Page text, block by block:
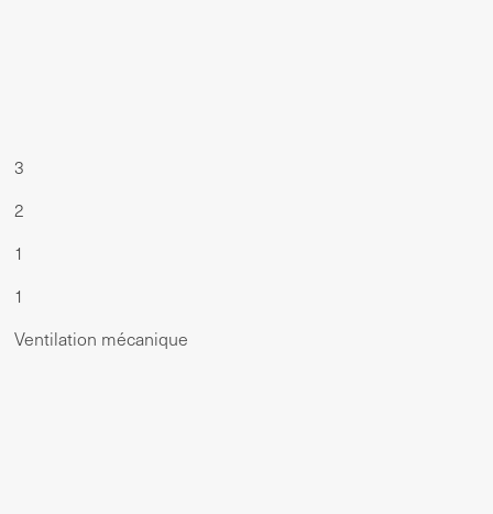
3
2
1
1
Ventilation mécanique